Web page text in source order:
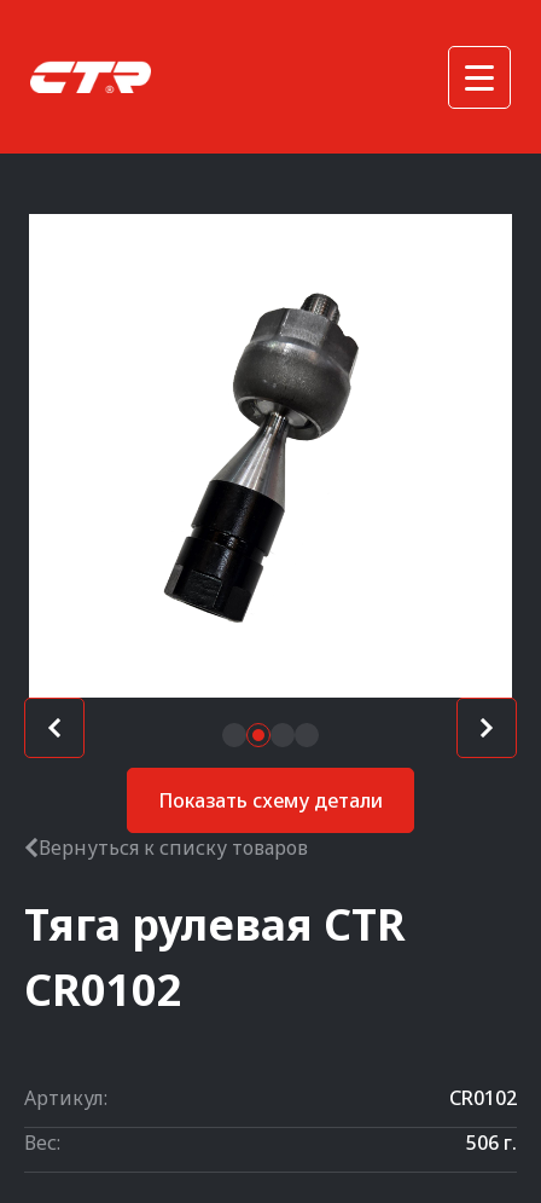
Показать схему детали
Вернуться к списку товаров
Тяга рулевая CTR
CR0102
Артикул:
CR0102
Вес:
506 г.